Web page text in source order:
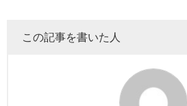
この記事を書いた人